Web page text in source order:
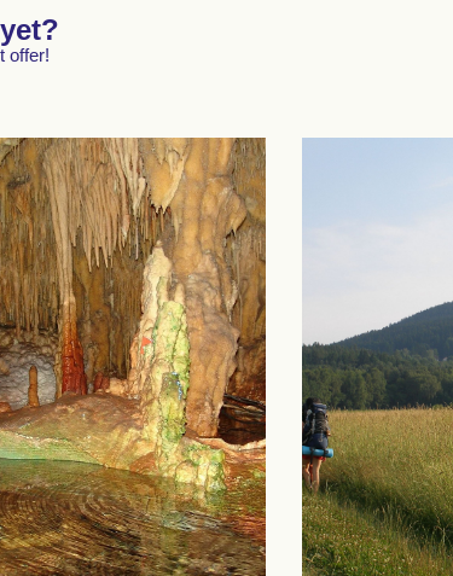
offer!